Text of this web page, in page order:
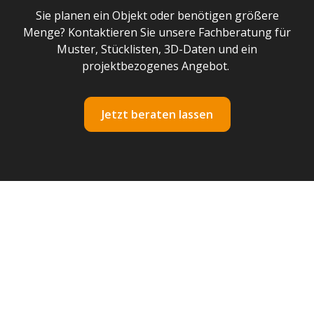
Sie planen ein Objekt oder benötigen größere
Menge? Kontaktieren Sie unsere Fachberatung für
Muster, Stücklisten, 3D-Daten und ein
projektbezogenes Angebot.
Jetzt beraten lassen